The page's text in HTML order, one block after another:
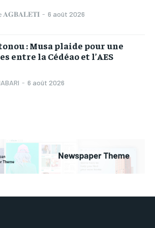
𝐀𝐆𝐁𝐀𝐋𝐄𝐓𝐈 - 6 août 2026
: Musa plaide pour une
entre la Cédéao et l’AES
- 6 août 2026